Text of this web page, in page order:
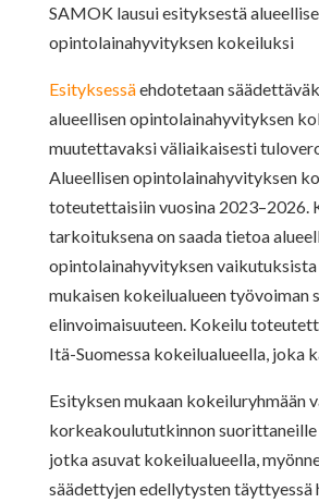
SAMOK lausui esityksestä
opintolainahyvityksen kokeiluksi
Esityksessäehdotetaan
alueellisen opintolainahyvityksen
muutettavaksi väliaikaisesti
Alueellisen opintolainahyvityksen
toteutettaisiin vuosina 2023–2026.
tarkoituksena on saada tietoa
opintolainahyvityksen
mukaisen kokeilualueen työvoiman
elinvoimaisuuteen. Kokeilu
Itä-Suomessa kokeilualueella, joka
Esityksen mukaan kokeiluryhmään
korkeakoulututkinnon
jotka asuvat kokeilualueella,
säädettyjen edellytysten täyttyessä